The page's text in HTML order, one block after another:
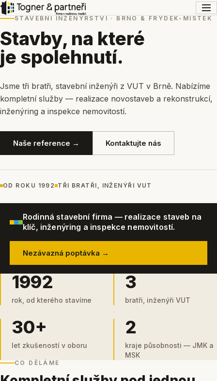
STAVEBNÍ INŽENÝRSTVÍ · BRNO & FRÝDEK-MÍSTEK
Stavby, na které
je spolehnutí.
Jsme tři bratři, stavební inženýři z VUT v Brně. Nabízíme
kompletní služby — realizace novostaveb a rekonstrukcí,
inženýring a inspekce nemovitostí.
Naše reference → Kontaktujte nás
OD ROKU 1992 TŘI BRATŘI, INŽENÝŘI VUT
Rodinná stavební firma — realizace staveb na
klíč, inženýring a inspekce nemovitostí.
Nezávazná poptávka →
1992
rok, od kterého stavíme
3
bratři, inženýři VUT
30+
let zkušeností v oboru
2
kraje působnosti — JMK a
MSK
CO DĚLÁME